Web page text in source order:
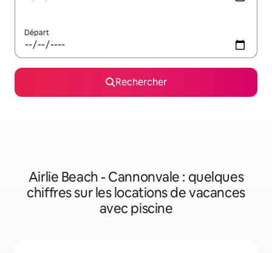
Départ
Rechercher
Airlie Beach - Cannonvale : quelques
chiffres sur les locations de vacances
avec piscine